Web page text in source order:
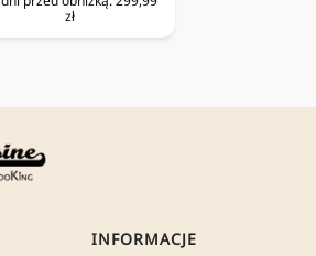
zł
INFORMACJE